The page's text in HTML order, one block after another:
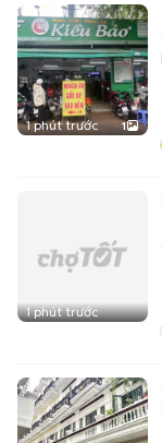
1 phút trước 1
1 phút trước